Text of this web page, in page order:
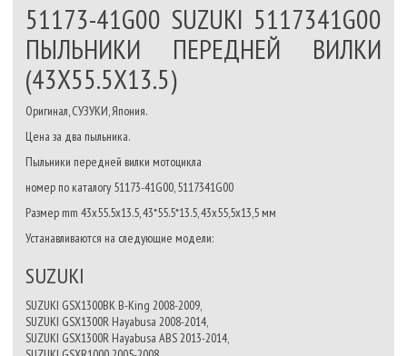
51173-41G00 SUZUKI 5117341G00
ПЫЛЬНИКИ ПЕРЕДНЕЙ ВИЛКИ
(43Х55.5Х13.5)
Оригинал, СУЗУКИ, Япония.
Цена за два пыльника.
Пыльники передней вилки мотоцикла
номер по каталогу 51173-41G00, 5117341G00
Размер mm 43x55.5x13.5, 43*55.5*13.5, 43х55,5х13,5 мм
Устанавливаются на следующие модели:
SUZUKI
SUZUKI GSX1300BK B-King 2008-2009,
SUZUKI GSX1300R Hayabusa 2008-2014,
SUZUKI GSX1300R Hayabusa ABS 2013-2014,